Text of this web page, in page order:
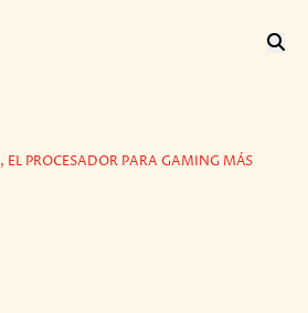
PROCESADOR PARA GAMING MÁS